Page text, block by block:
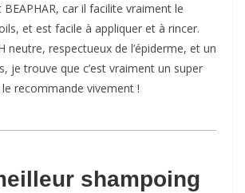
car il facilite vraiment le
et est facile à appliquer et à rincer.
neutre, respectueux de l’épiderme, et un
je trouve que c’est vraiment un super
recommande vivement !
shampoing